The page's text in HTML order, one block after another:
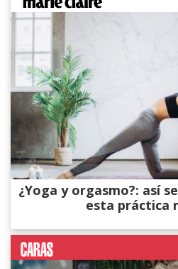
¿Yoga y orgasmo?: así
esta práctica